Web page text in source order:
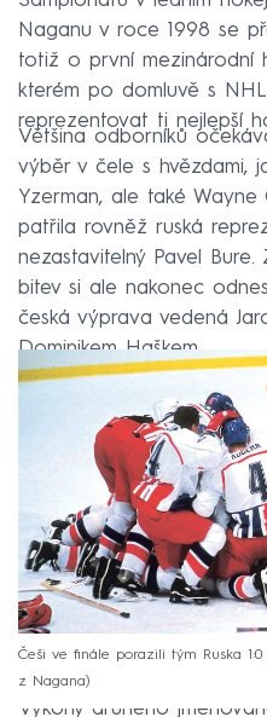
Naganu v roce 1998 se
totiž o první mezinárodní
kterém po domluvě s
reprezentovat ti nejlepší
Většina odborníků
výběr v čele s hvězdami,
Yzerman, ale také
patřila rovněž ruská
nezastavitelný Pavel
bitev si ale nakonec
česká výprava vedená
Dominikem Haškem.
Češi ve finále porazili tým Ruska
z Nagana
Výkony druhého